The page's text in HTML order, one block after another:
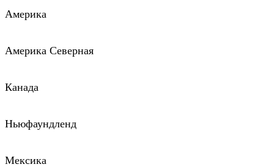
Америка
Америка Северная
Канада
Ньюфаундленд
Мексика